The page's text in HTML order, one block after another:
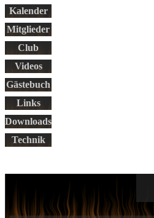
Kalender
Mitglieder
Club
Videos
Gästebuch
Links
Downloads
Technik